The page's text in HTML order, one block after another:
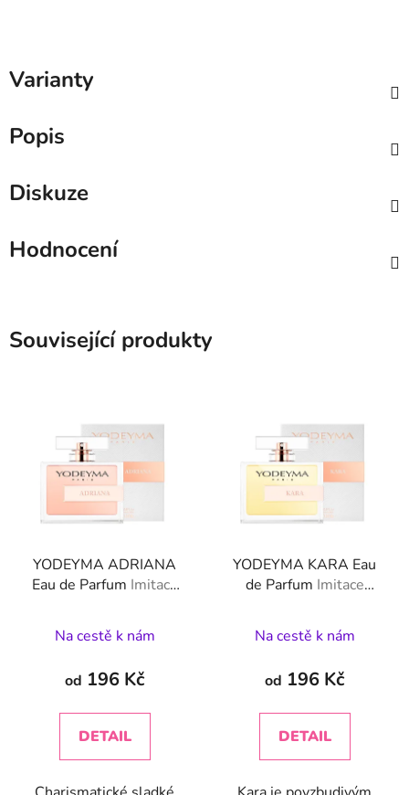
Varianty
Popis
Diskuze
Hodnocení
Související produkty
YODEYMA ADRIANA
Eau de Parfum Imitace
Sí Rose Signature
Na cestě k nám
od 196 Kč
DETAIL
YODEYMA KARA Eau
de Parfum Imitace
- Light Blue
Na cestě k nám
od 196 Kč
DETAIL